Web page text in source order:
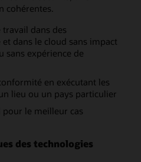
cohérentes.
travail dans des
dans le cloud sans impact
sans expérience de
en exécutant les
lieu ou un pays particulier
le meilleur cas
des technologies